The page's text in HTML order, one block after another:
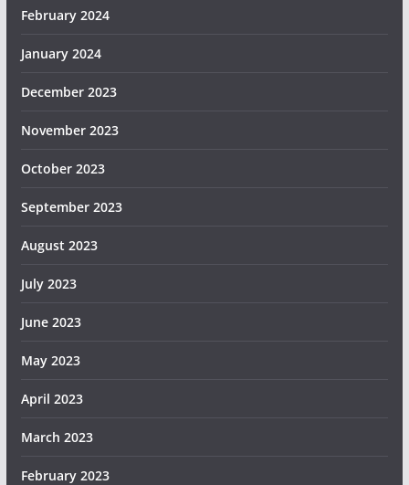
February 2024
January 2024
December 2023
November 2023
October 2023
September 2023
August 2023
July 2023
June 2023
May 2023
April 2023
March 2023
February 2023